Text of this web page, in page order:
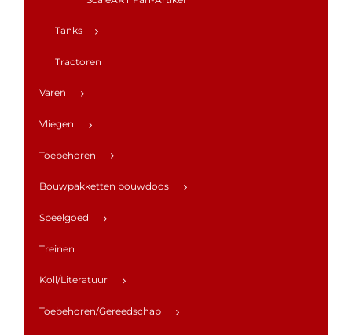
Tanks
Tractoren
Varen
Vliegen
Toebehoren
Bouwpakketten bouwdoos
Speelgoed
Treinen
Koll/Literatuur
Toebehoren/Gereedschap